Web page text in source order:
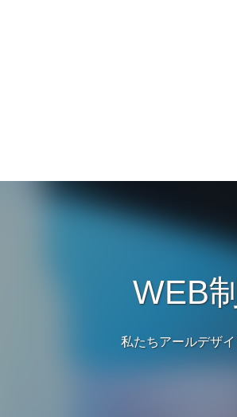
WEB
私たちアールデザ